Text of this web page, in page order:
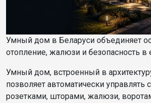
Умный дом в Беларуси объединяет
отопление, жалюзи и безопасность в
Умный дом, встроенный в
позволяет автоматически управлять
розетками, шторами, жалюзи,